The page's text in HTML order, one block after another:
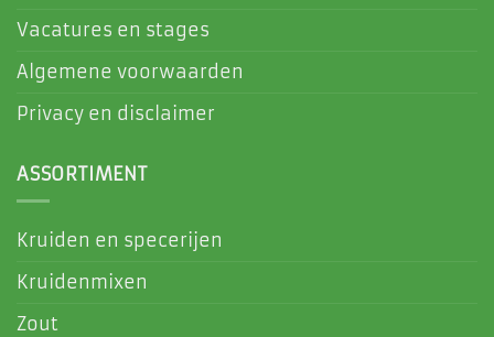
Vacatures en stages
Algemene voorwaarden
Privacy en disclaimer
ASSORTIMENT
Kruiden en specerijen
Kruidenmixen
Zout